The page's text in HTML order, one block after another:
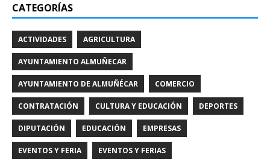
CATEGORÍAS
ACTIVIDADES AGRICULTURA
AYUNTAMIENTO ALMUÑECAR
AYUNTAMIENTO DE ALMUÑÉCAR COMERCIO
CONTRATACIÓN CULTURA Y EDUCACIÓN DEPORTES
DIPUTACIÓN EDUCACIÓN EMPRESAS
EVENTOS Y FERIA EVENTOS Y FERIAS